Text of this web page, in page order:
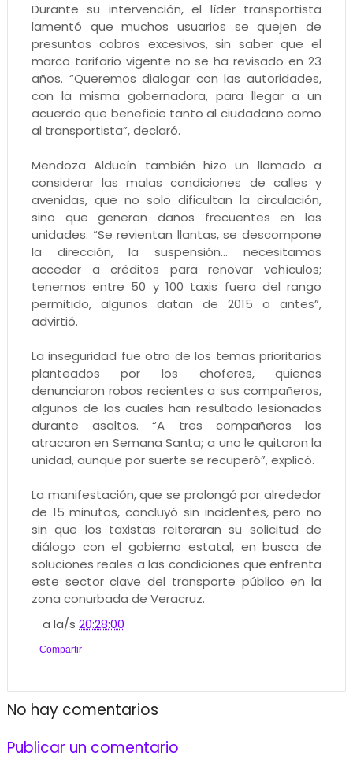
Durante su intervención, el líder transportista
lamentó que muchos usuarios se quejen de
presuntos cobros excesivos, sin saber que el
marco tarifario vigente no se ha revisado en 23
años. “Queremos dialogar con las autoridades,
con la misma gobernadora, para llegar a un
acuerdo que beneficie tanto al ciudadano como
al transportista”, declaró.
Mendoza Alducín también hizo un llamado a
considerar las malas condiciones de calles y
avenidas, que no solo dificultan la circulación,
sino que generan daños frecuentes en las
unidades. “Se revientan llantas, se descompone
la dirección, la suspensión… necesitamos
acceder a créditos para renovar vehículos;
tenemos entre 50 y 100 taxis fuera del rango
permitido, algunos datan de 2015 o antes”,
advirtió.
La inseguridad fue otro de los temas prioritarios
planteados por los choferes, quienes
denunciaron robos recientes a sus compañeros,
algunos de los cuales han resultado lesionados
durante asaltos. “A tres compañeros los
atracaron en Semana Santa; a uno le quitaron la
unidad, aunque por suerte se recuperó”, explicó.
La manifestación, que se prolongó por alrededor
de 15 minutos, concluyó sin incidentes, pero no
sin que los taxistas reiteraran su solicitud de
diálogo con el gobierno estatal, en busca de
soluciones reales a las condiciones que enfrenta
este sector clave del transporte público en la
zona conurbada de Veracruz.
a la/s20:28:00
Compartir
No hay comentarios
Publicar un comentario